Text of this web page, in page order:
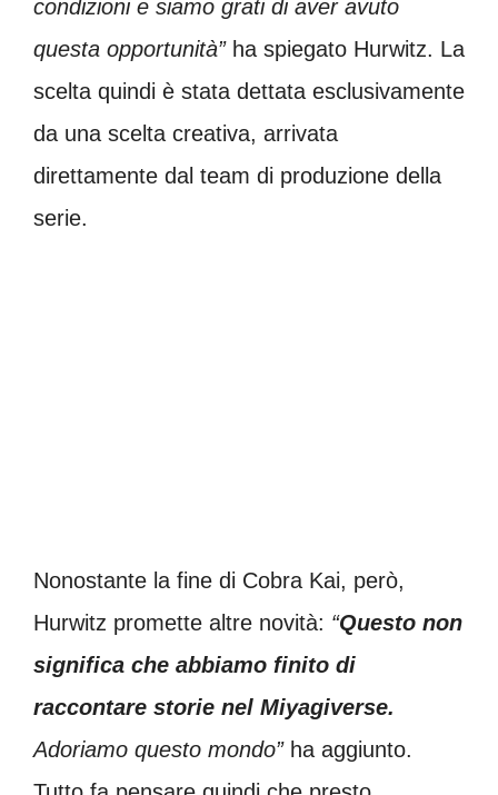
condizioni e siamo grati di aver avuto
questa opportunità”ha spiegato Hurwitz. La
scelta quindi è stata dettata esclusivamente
da una scelta creativa, arrivata
direttamente dal team di produzione della
serie.
Nonostante la fine di Cobra Kai, però,
Hurwitz promette altre novità: “Questo non
significa che abbiamo finito di
raccontare storie nel Miyagiverse.
Adoriamo questo mondo”ha aggiunto.